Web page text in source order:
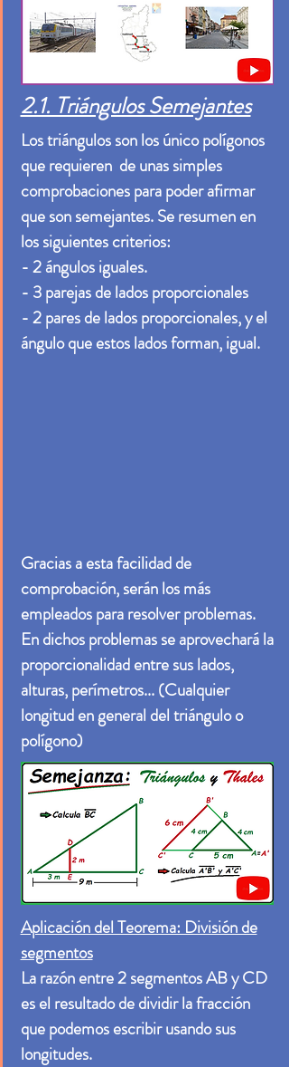
2.1. Triángulos Semejantes
Los triángulos son los único polígonos
que requieren de unas simples
comprobaciones para poder afirmar
que son semejantes. Se resumen en
los siguientes criterios:
- 2 ángulos iguales.
- 3 parejas de lados proporcionales
- 2 pares de lados proporcionales, y el
ángulo que estos lados forman, igual.
Gracias a esta facilidad de
comprobación, serán los más
empleados para resolver problemas.
En dichos problemas se aprovechará la
proporcionalidad entre sus lados,
alturas, perímetros... (Cualquier
longitud en general del triángulo o
polígono)
Aplicación del Teorema: División de
segmentos
La razón entre 2 segmentos AB y CD
es el resultado de dividir la fracción
que podemos escribir usando sus
longitudes.